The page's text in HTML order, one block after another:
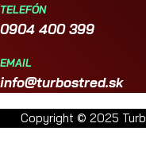
TELEFÓN
0904 400 399
EMAIL
info@turbostred.sk
Copyright © 2025